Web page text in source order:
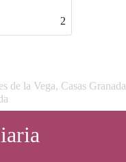
2
de la Vega, Casas Granada